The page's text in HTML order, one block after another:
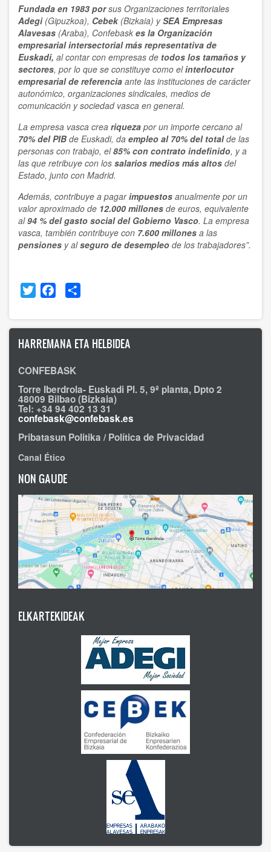
Fundada en 1983 porsus Organizaciones territoriales
Adegi (Gipuzkoa), Cebek(Bizkaia) ySEA Empresas
Alavesas (Araba), Confebask es la Organización
empresarial intersectorial más representativa de
Euskadi, al contar con empresas de todos los tamaños y
sectores, por lo que se constituye como elinterlocutor
empresarial de referencia ante las instituciones de carácter
autonómico, organizaciones sindicales, medios de
comunicación y sociedad vasca en general.
La empresa vasca crea riqueza por un importe cercano al
70% del PIB de Euskadi, da empleo al 70% del totalde las
personas con trabajo, el85% con contrato indefinido, y a
las que retribuye con los salarios medios más altos del
Estado, junto con Madrid.
Además, contribuye a pagarimpuestos anualmente por un
valor aproximado de 12.000 millones de euros, equivalente
al94 % del gasto social del Gobierno Vasco. La empresa
vasca, también contribuye con 7.600 millones a las
pensiones y alseguro de desempleo de los trabajadores”.
Twitter Facebook
HARREMANA ETA HELBIDEA
CONFEBASK
Torre Iberdrola- Euskadi Pl. 5, 9ª planta, Dpto 2
48009 Bilbao (Bizkaia)
Tel: +34 94 402 13 31
confebask@confebask.es
Pribatasun Politika / Política de Privacidad
Canal Ético
NON GAUDE
ELKARTEKIDEAK